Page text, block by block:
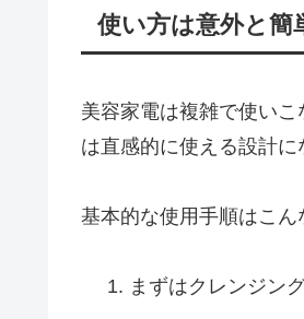
使い方は意外と簡
美容家電は複雑で使い
は直感的に使える設計に
基本的な使用手順はこん
まずはクレンジン